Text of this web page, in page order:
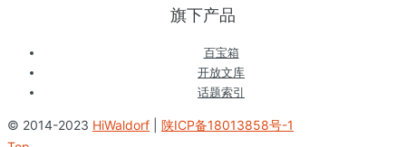
旗下产品
百宝箱
开放文库
话题索引
© 2014-2023 HiWaldorf
陕ICP备18013858号-1